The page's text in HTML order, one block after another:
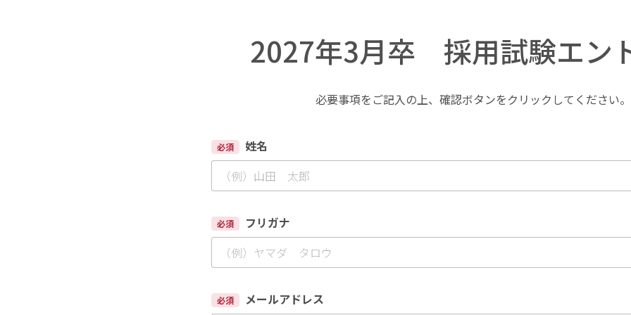
2027年3月卒 採用試験エン
必要事項をご記入の上、確認ボタンをクリックしてください。
必須 姓名
必須 フリガナ
必須 メールアドレス